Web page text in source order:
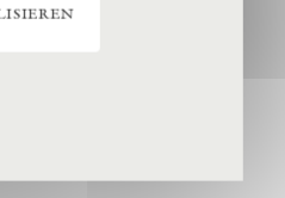
einen Vertrag mit
unserer
auf die wir uns